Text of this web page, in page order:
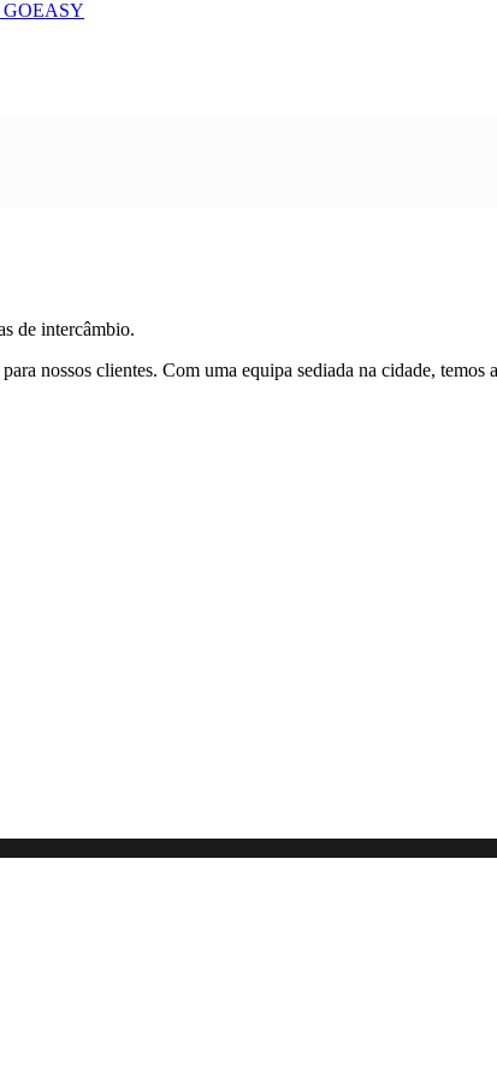
de intercâmbio.
nossos clientes. Com uma equipa sediada na cidade, temos